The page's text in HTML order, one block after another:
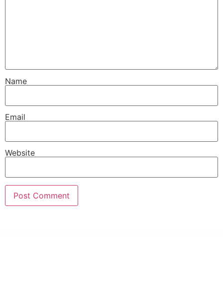
Name
Email
Website